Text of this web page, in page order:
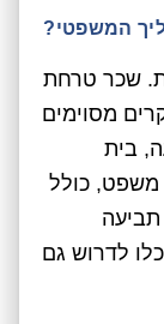
המשפטי?
שכר טרחת
מסוימים
בית
משפט, כולל
לדרוש גם